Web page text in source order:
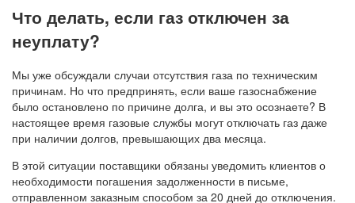
Что делать, если газ отключен за
неуплату?
Мы уже обсуждали случаи отсутствия газа по техническим
причинам. Но что предпринять, если ваше газоснабжение
было остановлено по причине долга, и вы это осознаете? В
настоящее время газовые службы могут отключать газ даже
при наличии долгов, превышающих два месяца.
В этой ситуации поставщики обязаны уведомить клиентов о
необходимости погашения задолженности в письме,
отправленном заказным способом за 20 дней до отключения.